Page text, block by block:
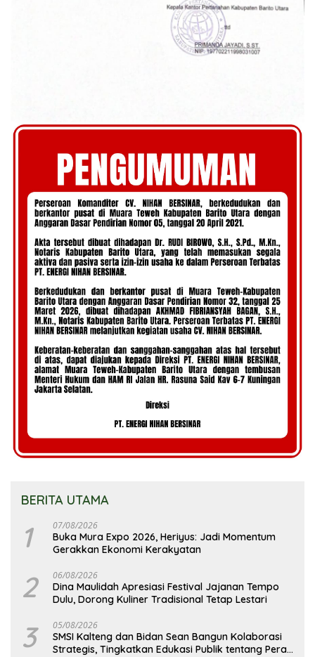
BERITA UTAMA
1 07/08/2026
Buka Mura Expo 2026, Heriyus: Jadi Momentum
Gerakkan Ekonomi Kerakyatan
2 06/08/2026
Dina Maulidah Apresiasi Festival Jajanan Tempo
Dulu, Dorong Kuliner Tradisional Tetap Lestari
3 05/08/2026
SMSI Kalteng dan Bidan Sean Bangun Kolaborasi
Strategis, Tingkatkan Edukasi Publik tentang Peran